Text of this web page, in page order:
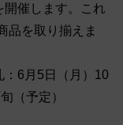
開催します。これ
品を取り揃えま
：6月5日（月）10
（予定）